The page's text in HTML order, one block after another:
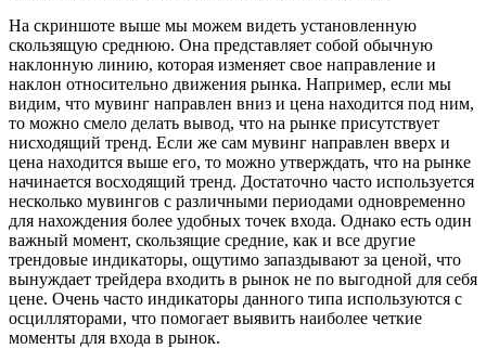
На скриншоте выше мы можем видеть установленную
скользящую среднюю. Она представляет собой обычную
наклонную линию, которая изменяет свое направление и
наклон относительно движения рынка. Например, если мы
видим, что мувинг направлен вниз и цена находится под ним,
то можно смело делать вывод, что на рынке присутствует
нисходящий тренд. Если же сам мувинг направлен вверх и
цена находится выше его, то можно утверждать, что на рынке
начинается восходящий тренд. Достаточно часто используется
несколько мувингов с различными периодами одновременно
для нахождения более удобных точек входа. Однако есть один
важный момент, скользящие средние, как и все другие
трендовые индикаторы, ощутимо запаздывают за ценой, что
вынуждает трейдера входить в рынок не по выгодной для себя
цене. Очень часто индикаторы данного типа используются с
осцилляторами, что помогает выявить наиболее четкие
моменты для входа в рынок.